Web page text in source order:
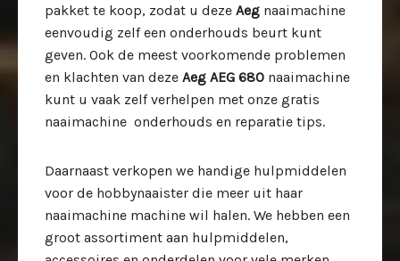
pakket te koop, zodat u deze Aeg naaimachine
eenvoudig zelf een onderhouds beurt kunt
geven. Ook de meest voorkomende problemen
en klachten van deze Aeg AEG 680 naaimachine
kunt u vaak zelf verhelpen met onze gratis
naaimachine onderhouds en reparatie tips.
Daarnaast verkopen we handige hulpmiddelen
voor de hobbynaaister die meer uit haar
naaimachine machine wil halen. We hebben een
groot assortiment aan hulpmiddelen,